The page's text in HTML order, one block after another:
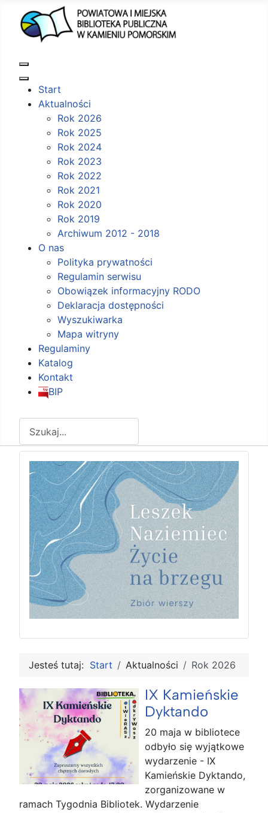
Start
Aktualności
Rok 2026
Rok 2025
Rok 2024
Rok 2023
Rok 2022
Rok 2021
Rok 2020
Rok 2019
Archiwum 2012 - 2018
O nas
Polityka prywatności
Regulamin serwisu
Obowiązek informacyjny RODO
Deklaracja dostępności
Wyszukiwarka
Mapa witryny
Regulaminy
Katalog
Kontakt
BIP
Jesteś tutaj: Start Aktualności Rok 2026
IX Kamieńskie
Dyktando
20 maja w bibliotece
odbyło się wyjątkowe
wydarzenie - IX
Kamieńskie Dyktando,
zorganizowane w
ramach Tygodnia Bibliotek. Wydarzenie